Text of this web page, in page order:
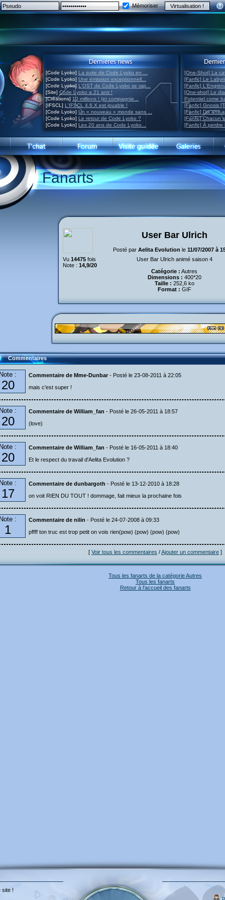
Mémoriser
[Code Lyoko] La suite de Code Lyoko en ...
[Code Lyoko] Une émission exceptionnell...
[Code Lyoko] L'OST de Code Lyoko se rap...
[Site] Code Lyoko a 21 ans !
[Créations] 10 millions ! (et compagnie...
[IFSCL] L'IFSCL 4.6.X est jouable !
[Code Lyoko] Un « nouveau » monde sans ...
[Code Lyoko] Le retour de Code Lyoko ?
[Code Lyoko] Les 20 ans de Code Lyoko...
[One-Shot] La
[Fanfic] Le
[Fanfic]
[One-shot] Le
Potentiel come
[Fanfic] Gnosis
[Fanfic] Dix ans
[Fanfic] Chacun
[Fanfic] À perdre
Fanarts
User Bar Ulrich
Posté par Aelita Evolution le 11/07/2007 à
Vu 14475fois
Note : 14,9/20
User Bar Ulrich animé saison 4
Catégorie : Autres
Dimensions : 400*20
Taille : 252,6 ko
Format : GIF
Commentaires
Note :
20
Commentaire de Mme-Dunbar - Posté le 23-08-2011 à 22:05
mais c'est super !
Note :
20
Commentaire de William_fan - Posté le 26-05-2011 à 18:57
(love)
Note :
20
Commentaire de William_fan - Posté le 16-05-2011 à 18:40
Et le respect du travail d'Aelita Evolution ?
Note :
17
Commentaire de dunbargoth - Posté le 13-12-2010 à 18:28
on voit RIEN DU TOUT ! dommage, fait mieux la prochaine fois
Note :
1
Commentaire de nilin - Posté le 24-07-2008 à 09:33
pffff ton truc est trop petit on vois rien(pow) (pow) (pow) (pow)
[ Voir tous les commentaires /Ajouter un commentaire ]
Tous les fanarts de la catégorie Autres
Tous les fanarts
Retour à l'accueil des fanarts
site !